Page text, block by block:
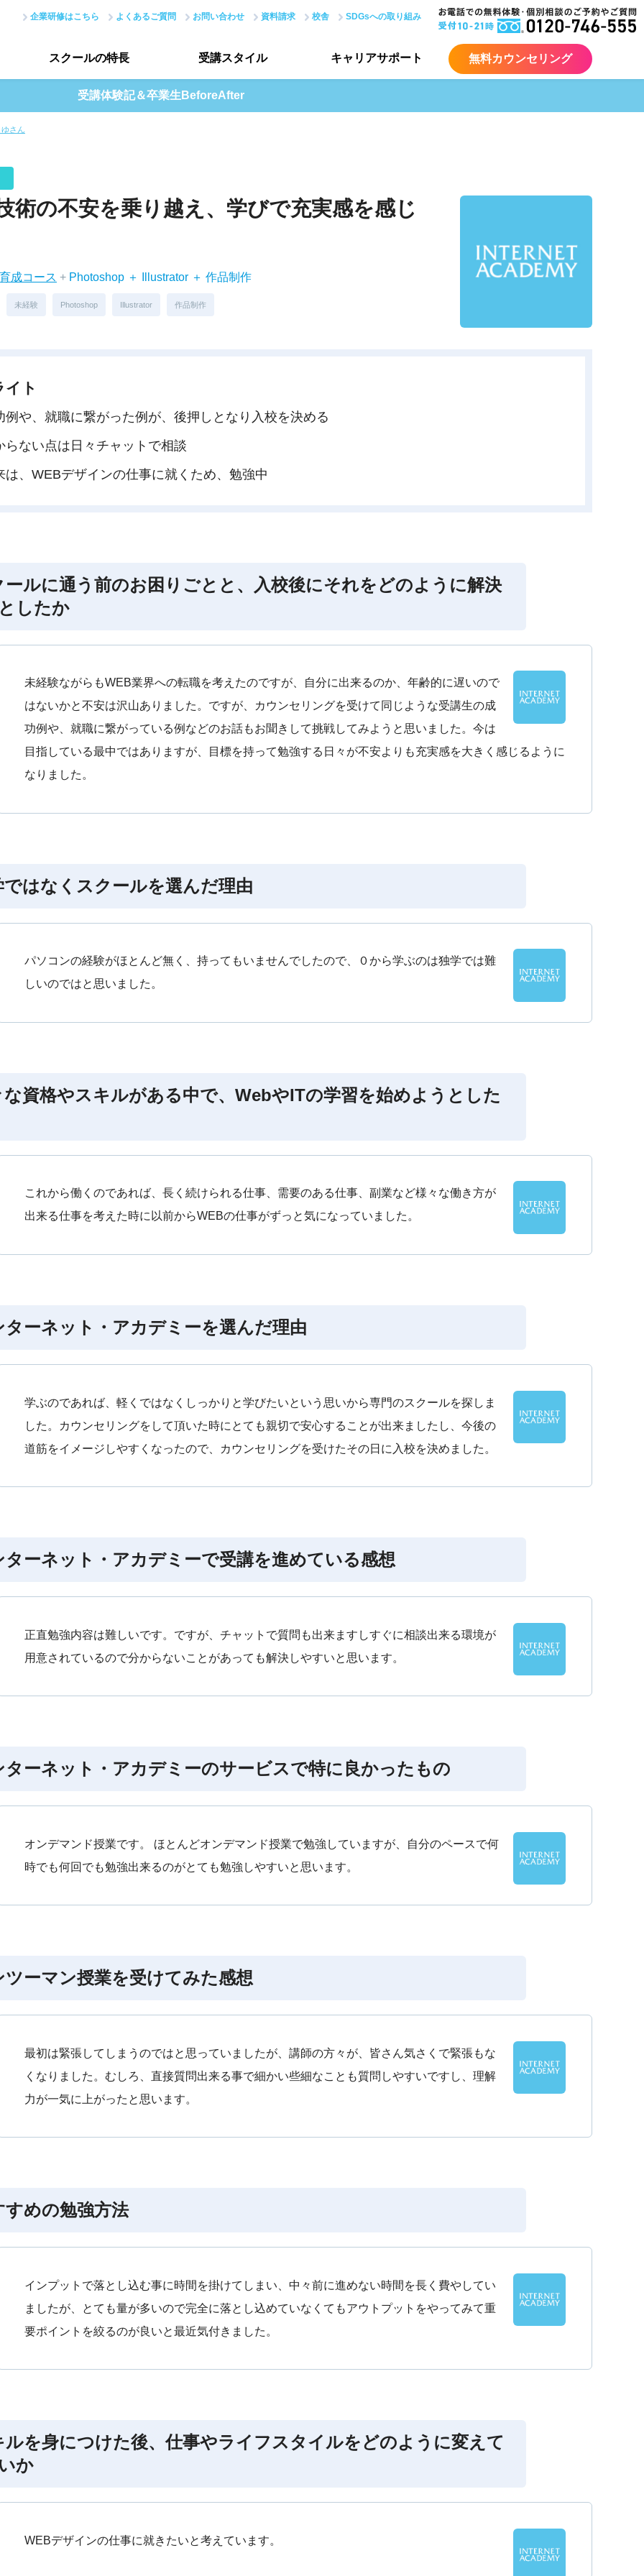
企業研修はこちら よくあるご質問 お問い合わせ 資料請求 校舎 SDGsへの取り組み
スクールの特長
スクールの特長トップ
最新で正確なスキル
受講スタイル
受講スタイルトップ
キャリアサポート 無料カウンセリング
受講体験記＆卒業生BeforeAfter
さん
術の不安を乗り越え、学びで充実感を感じ
成コース + Photoshop ＋ Illustrator ＋ 作品制作
未経験 Photoshop Illustrator 作品制作
イト
例や、就職に繋がった例が、後押しとなり入校を決める
らない点は日々チャットで相談
は、WEBデザインの仕事に就くため、勉強中
ールに通う前のお困りごとと、入校後にそれをどのように解決
したか
未経験ながらもWEB業界への転職を考えたのですが、自分に出来るのか、年齢的に遅いので
はないかと不安は沢山ありました。ですが、カウンセリングを受けて同じような受講生の成
功例や、就職に繋がっている例などのお話もお聞きして挑戦してみようと思いました。今は
目指している最中ではありますが、目標を持って勉強する日々が不安よりも充実感を大きく感じるように
なりました。
ではなくスクールを選んだ理由
パソコンの経験がほとんど無く、持ってもいませんでしたので、０から学ぶのは独学では難
しいのではと思いました。
な資格やスキルがある中で、WebやITの学習を始めようとした
これから働くのであれば、長く続けられる仕事、需要のある仕事、副業など様々な働き方が
出来る仕事を考えた時に以前からWEBの仕事がずっと気になっていました。
ターネット・アカデミーを選んだ理由
学ぶのであれば、軽くではなくしっかりと学びたいという思いから専門のスクールを探しま
した。カウンセリングをして頂いた時にとても親切で安心することが出来ましたし、今後の
道筋をイメージしやすくなったので、カウンセリングを受けたその日に入校を決めました。
ターネット・アカデミーで受講を進めている感想
正直勉強内容は難しいです。ですが、チャットで質問も出来ますしすぐに相談出来る環境が
用意されているので分からないことがあっても解決しやすいと思います。
ターネット・アカデミーのサービスで特に良かったもの
オンデマンド授業です。 ほとんどオンデマンド授業で勉強していますが、自分のペースで何
時でも何回でも勉強出来るのがとても勉強しやすいと思います。
ツーマン授業を受けてみた感想
最初は緊張してしまうのではと思っていましたが、講師の方々が、皆さん気さくで緊張もな
くなりました。むしろ、直接質問出来る事で細かい些細なことも質問しやすいですし、理解
力が一気に上がったと思います。
すめの勉強方法
インプットで落とし込む事に時間を掛けてしまい、中々前に進めない時間を長く費やしてい
ましたが、とても量が多いので完全に落とし込めていなくてもアウトプットをやってみて重
要ポイントを絞るのが良いと最近気付きました。
ルを身につけた後、仕事やライフスタイルをどのように変えて
か
WEBデザインの仕事に就きたいと考えています。